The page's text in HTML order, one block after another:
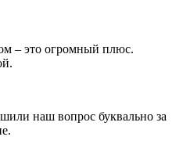
– это огромный плюс.
наш вопрос буквально за